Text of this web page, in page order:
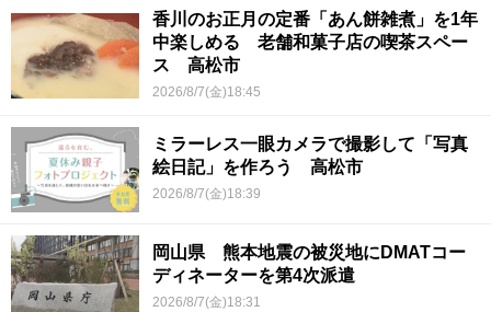
香川のお正月の定番「あん餅雑煮」を1年
中楽しめる 老舗和菓子店の喫茶スペー
ス 高松市
2026/8/7(金)18:45
ミラーレス一眼カメラで撮影して「写真
絵日記」を作ろう 高松市
2026/8/7(金)18:39
岡山県 熊本地震の被災地にDMATコー
ディネーターを第4次派遣
2026/8/7(金)18:31